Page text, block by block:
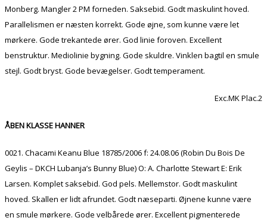
Monberg. Mangler 2 PM forneden. Saksebid. Godt maskulint hoved.
Parallelismen er næsten korrekt. Gode øjne, som kunne være let
mørkere. Gode trekantede ører. God linie foroven. Excellent
benstruktur. Mediolinie bygning. Gode skuldre. Vinklen bagtil en smule
stejl. Godt bryst. Gode bevægelser. Godt temperament.
Exc.MK Plac.2
ÅBEN KLASSE HANNER
0021. Chacami Keanu Blue 18785/2006 f: 24.08.06 (Robin Du Bois De
Geylis – DKCH Lubanja’s Bunny Blue) O: A. Charlotte Stewart E: Erik
Larsen. Komplet saksebid. God pels. Mellemstor. Godt maskulint
hoved. Skallen er lidt afrundet. Godt næseparti. Øjnene kunne være
en smule mørkere. Gode velbårede ører. Excellent pigmenterede